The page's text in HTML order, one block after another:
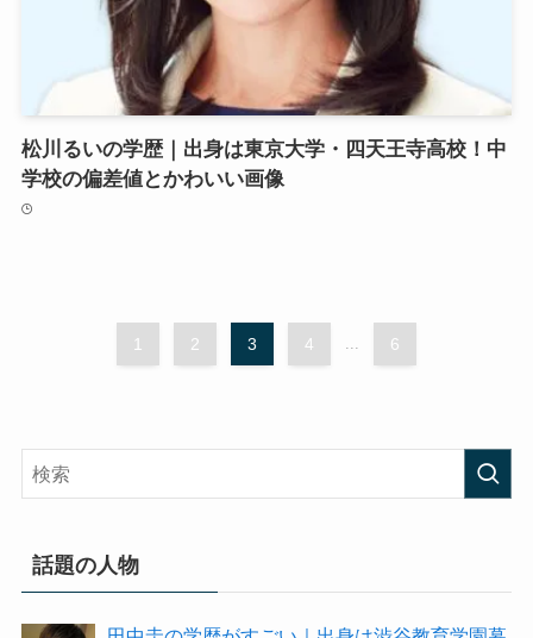
松川るいの学歴｜出身は東京大学・四天王寺高校！中
学校の偏差値とかわいい画像
1 2 3 4 6
話題の人物